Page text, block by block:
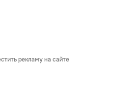
рекламу на сайте